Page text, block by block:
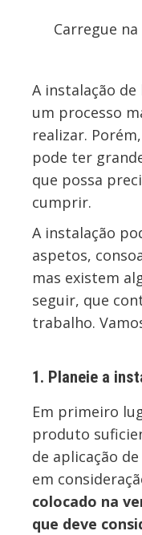
Carregue
A instalação
um processo
realizar.
pode ter
que possa
cumprir.
A instalação
aspetos,
mas existem
seguir, que
trabalho.
1. Planeie a
Em primeiro
produto
de aplicação
em
colocado na
que deve